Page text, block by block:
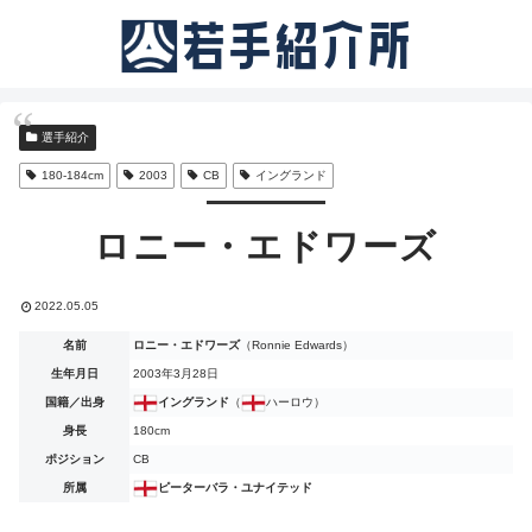
選手紹介
180-184cm 2003 CB イングランド
ロニー・エドワーズ
2022.05.05
名前 ロニー・エドワーズ（Ronnie Edwards）
生年月日 2003年3月28日
国籍／出身 イングランド （ ハーロウ）
身長 180cm
ポジション CB
所属 ピーターバラ・ユナイテッド